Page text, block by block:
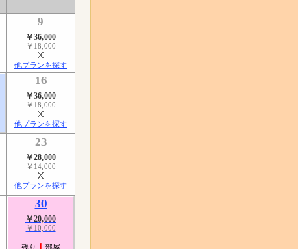
9
￥36,000
￥18,000
他プランを探す
16
￥36,000
￥18,000
他プランを探す
23
￥28,000
￥14,000
他プランを探す
30
￥20,000
￥10,000
残り 1 部屋